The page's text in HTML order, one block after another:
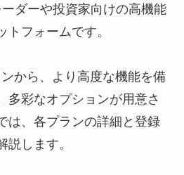
ダーや投資家向けの高機能
トフォームです。
から、より高度な機能を備
多彩なオプションが用意さ
は、各プランの詳細と登録
説します。